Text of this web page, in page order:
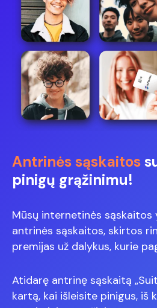
Antrinės sąskaitos
pinigų grąžinimu!
Mūsų internetinės sąskaitos
antrinės sąskaitos, skirtos
premijas už dalykus, kurie
Atidarę antrinę sąskaitą
kartą, kai išleisite pinigus, iš